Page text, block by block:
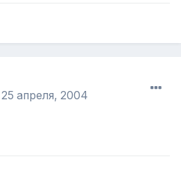
25 апреля, 2004